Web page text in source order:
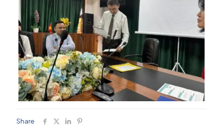
Share